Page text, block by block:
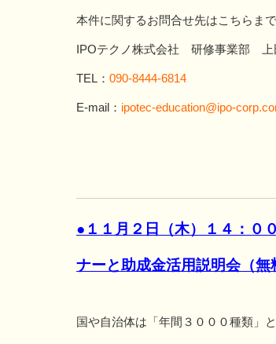
本件に関するお問合せ先はこちらまで
IPOテクノ株式会社 研修事業部 上
TEL： 090-8444-6814
E-mail： ipotec-education@ipo-
●１１月２日（木）１４：０
ナーと助成金活用説明会（無
国や自治体は「年間３０００種類」